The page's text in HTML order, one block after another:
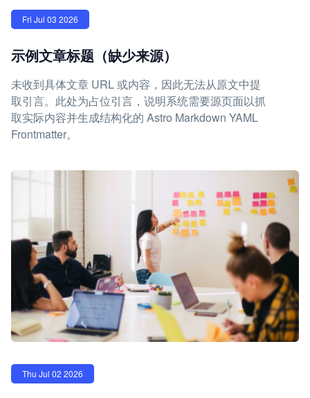
Fri Jul 03 2026
示例文章标题（缺少来源）
未收到具体文章 URL 或内容，因此无法从原文中提
取引言。此处为占位引言，说明系统需要源页面以抓
取实际内容并生成结构化的 Astro Markdown YAML
Frontmatter。
Thu Jul 02 2026